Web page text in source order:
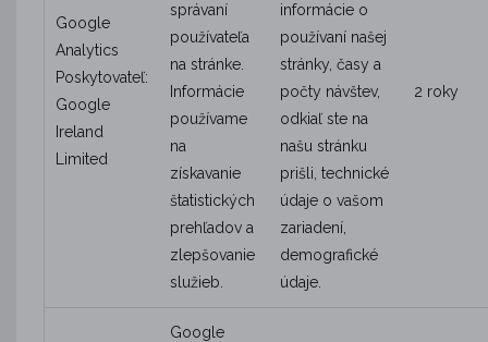
Google
Analytics
Poskytovateľ:
Google
Ireland
Limited
správaní
používateľa
na stránke.
Informácie
používame
na
získavanie
štatistických
prehľadov a
zlepšovanie
služieb.
informácie o
používaní našej
stránky, časy a
počty návštev,
odkiaľ ste na
našu stránku
prišli, technické
údaje o vašom
zariadení,
demografické
údaje.
2 roky
Google